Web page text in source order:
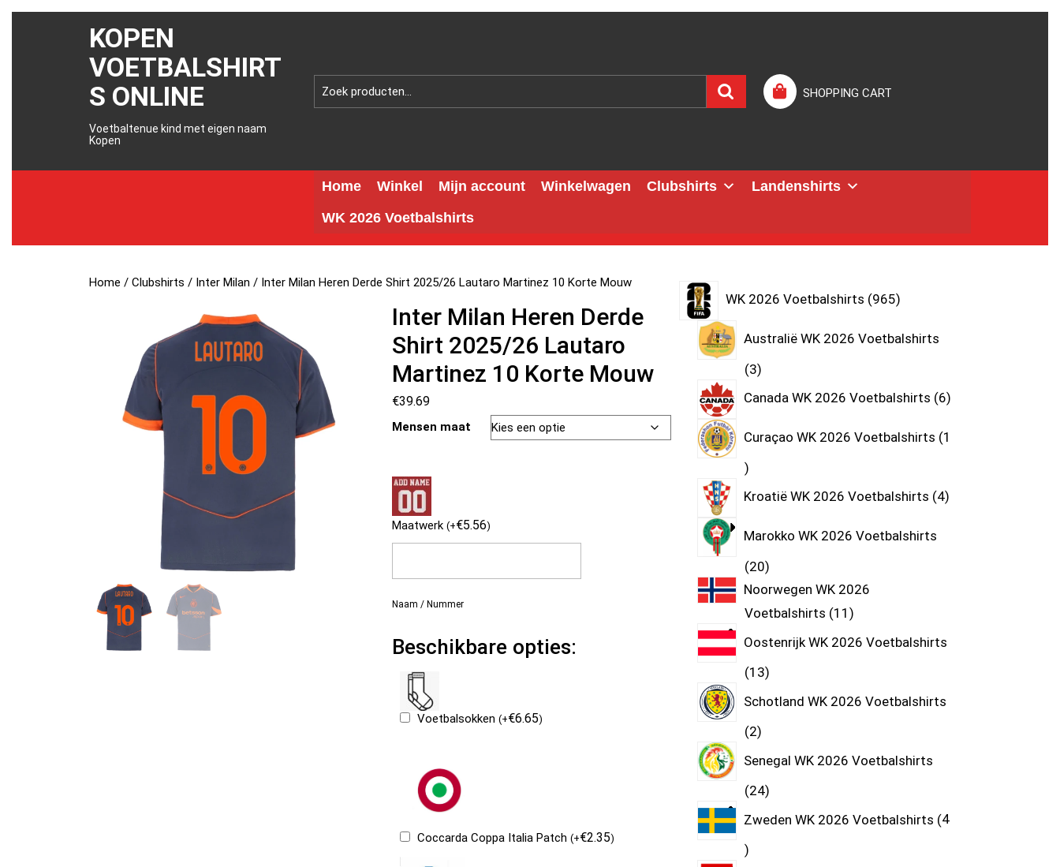
KOPEN
VOETBALSHIRT
S ONLINE
Voetbaltenue kind met eigen naam
Kopen
SHOPPING CART
Home Winkel Mijn account Winkelwagen Clubshirts
Landenshirts
WK 2026 Voetbalshirts
Home /Clubshirts / Inter Milan / Inter Milan Heren Derde Shirt 2025/26 Lautaro Martinez 10 Korte Mouw
Inter Milan Heren Derde
Shirt 2025/26 Lautaro
Martinez 10 Korte Mouw
€39.69
Mensen maat
Maatwerk (+€5.56)
Naam / Nummer
Beschikbare opties:
Voetbalsokken (+€6.65)
Coccarda Coppa Italia Patch (+€2.35)
WK 2026 Voetbalshirts 965
Australië WK 2026 Voetbalshirts
3
Canada WK 2026 Voetbalshirts 6
Curaçao WK 2026 Voetbalshirts 1
Kroatië WK 2026 Voetbalshirts 4
Marokko WK 2026 Voetbalshirts
20
Noorwegen WK 2026
Voetbalshirts 11
Oostenrijk WK 2026 Voetbalshirts
13
Schotland WK 2026 Voetbalshirts
2
Senegal WK 2026 Voetbalshirts
24
Zweden WK 2026 Voetbalshirts 4